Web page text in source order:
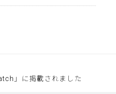
」に掲載されました